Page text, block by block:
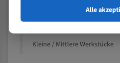
Speziell entwickelt für Profile /
Kleine und mittlere
Kleine / Mittlere Werkstücke
Alle